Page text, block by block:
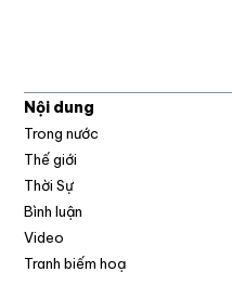
Nội dung
Trong nước
Thế giới
Thời Sự
Bình luận
Video
Tranh biếm hoạ